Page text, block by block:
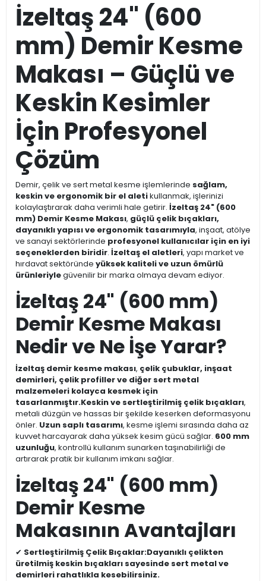
İzeltaş 24" (600
mm) Demir Kesme
Makası – Güçlü ve
Keskin Kesimler
İçin Profesyonel
Çözüm
Demir, çelik ve sert metal kesme işlemlerinde sağlam,
keskin ve ergonomik bir el aletikullanmak, işlerinizi
kolaylaştırarak daha verimli hale getirir. İzeltaş 24" (600
mm) Demir Kesme Makası, güçlü çelik bıçakları,
dayanıklı yapısı ve ergonomik tasarımıyla, inşaat, atölye
ve sanayi sektörlerinde profesyonel kullanıcılar için en iyi
seçeneklerden biridir. İzeltaş el aletleri, yapı market ve
hırdavat sektöründe yüksek kaliteli ve uzun ömürlü
ürünleriylegüvenilir bir marka olmaya devam ediyor.
İzeltaş 24" (600 mm)
Demir Kesme Makası
Nedir ve Ne İşe Yarar?
İzeltaş demir kesme makası, çelik çubuklar, inşaat
demirleri, çelik profiller ve diğer sert metal
malzemeleri kolayca kesmek için
tasarlanmıştır.Keskin ve sertleştirilmiş çelik bıçakları,
metali düzgün ve hassas bir şekilde keserken deformasyonu
önler. Uzun saplı tasarımı, kesme işlemi sırasında daha az
kuvvet harcayarak daha yüksek kesim gücü sağlar. 600 mm
uzunluğu, kontrollü kullanım sunarken taşınabilirliği de
artırarak pratik bir kullanım imkanı sağlar.
İzeltaş 24" (600 mm)
Demir Kesme
Makasının Avantajları
✔ Sertleştirilmiş Çelik Bıçaklar:Dayanıklı çelikten
üretilmiş keskin bıçakları sayesinde sert metal ve
demirleri rahatlıkla kesebilirsiniz.